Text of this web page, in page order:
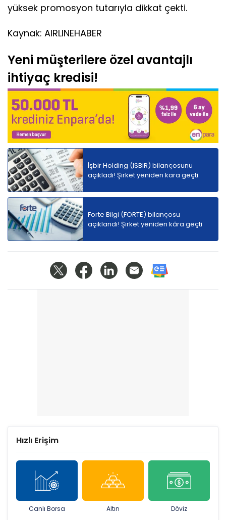
yüksek promosyon tutarıyla dikkat çekti.
Kaynak: AIRLINEHABER
Yeni müşterilere özel avantajlı
ihtiyaç kredisi!
İşbir Holding (ISBIR) bilançosunu
açıkladı! Şirket yeniden kara geçti
Forte Bilgi (FORTE) bilançosu
açıklandı! Şirket yeniden kâra geçti
Hızlı Erişim
Canlı Borsa Altın Döviz